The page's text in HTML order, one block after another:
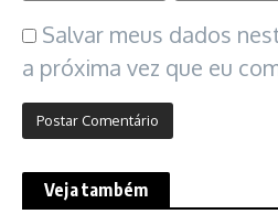
Salvar meus dados
a próxima vez que eu
Veja também